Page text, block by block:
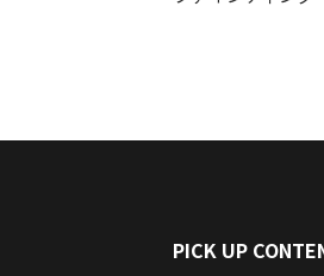
PICK UP